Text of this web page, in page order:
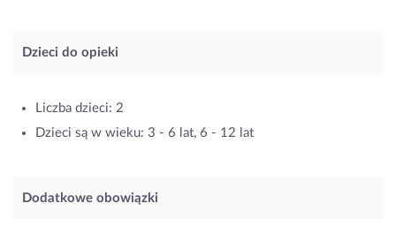
Dzieci do opieki
Liczba dzieci: 2
Dzieci są w wieku: 3 - 6 lat, 6 - 12 lat
Dodatkowe obowiązki